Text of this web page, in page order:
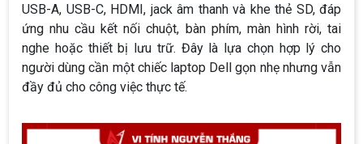
USB-A, USB-C, HDMI, jack âm thanh và khe thẻ SD, đáp
ứng nhu cầu kết nối chuột, bàn phím, màn hình rời, tai
nghe hoặc thiết bị lưu trữ. Đây là lựa chọn hợp lý cho
người dùng cần một chiếc laptop Dell gọn nhẹ nhưng vẫn
đầy đủ cho công việc thực tế.